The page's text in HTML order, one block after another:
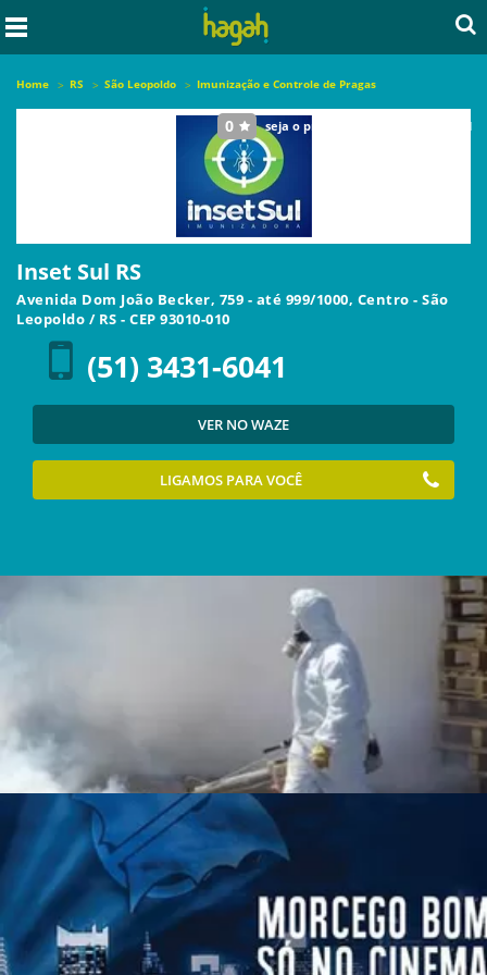
Home RS São Leopoldo Imunização e Controle de Pragas
0 seja o primeiro a avaliar este local
Inset Sul RS
Avenida Dom João Becker, 759 - até 999/1000, Centro - São
Leopoldo / RS - CEP 93010-010
(51) 3431-6041
VER NO WAZE
LIGAMOS PARA VOCÊ